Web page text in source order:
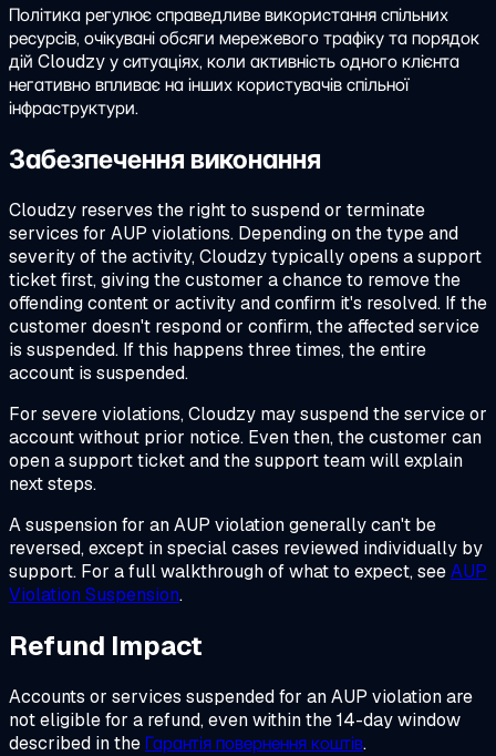
Політика регулює справедливе використання спільних
ресурсів, очікувані обсяги мережевого трафіку та порядок
дій Cloudzy у ситуаціях, коли активність одного клієнта
негативно впливає на інших користувачів спільної
інфраструктури.
Забезпечення виконання
Cloudzy reserves the right to suspend or terminate
services for AUP violations. Depending on the type and
severity of the activity, Cloudzy typically opens a support
ticket first, giving the customer a chance to remove the
offending content or activity and confirm it's resolved. If the
customer doesn't respond or confirm, the affected service
is suspended. If this happens three times, the entire
account is suspended.
For severe violations, Cloudzy may suspend the service or
account without prior notice. Even then, the customer can
open a support ticket and the support team will explain
next steps.
A suspension for an AUP violation generally can't be
reversed, except in special cases reviewed individually by
support. For a full walkthrough of what to expect, seeAUP
Violation Suspension.
Refund Impact
Accounts or services suspended for an AUP violation are
not eligible for a refund, even within the 14-day window
described in theГарантія повернення коштів.